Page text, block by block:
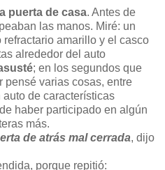
puerta de casa. Antes de
las manos. Miré: un
amarillo y el casco
alrededor del auto
; en los segundos que
pensé varias cosas, entre
de características
haber participado en algún
más.
de atrás mal cerrada, dijo
porque repitió: